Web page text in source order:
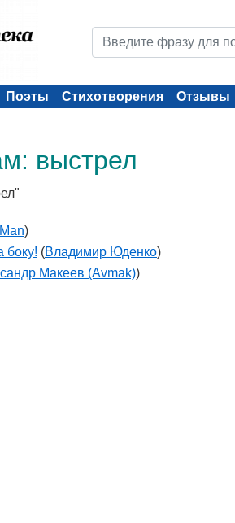
Поэты Стихотворения Отзывы
выстрел
)
боку! (Владимир Юденко)
Макеев (Avmak))